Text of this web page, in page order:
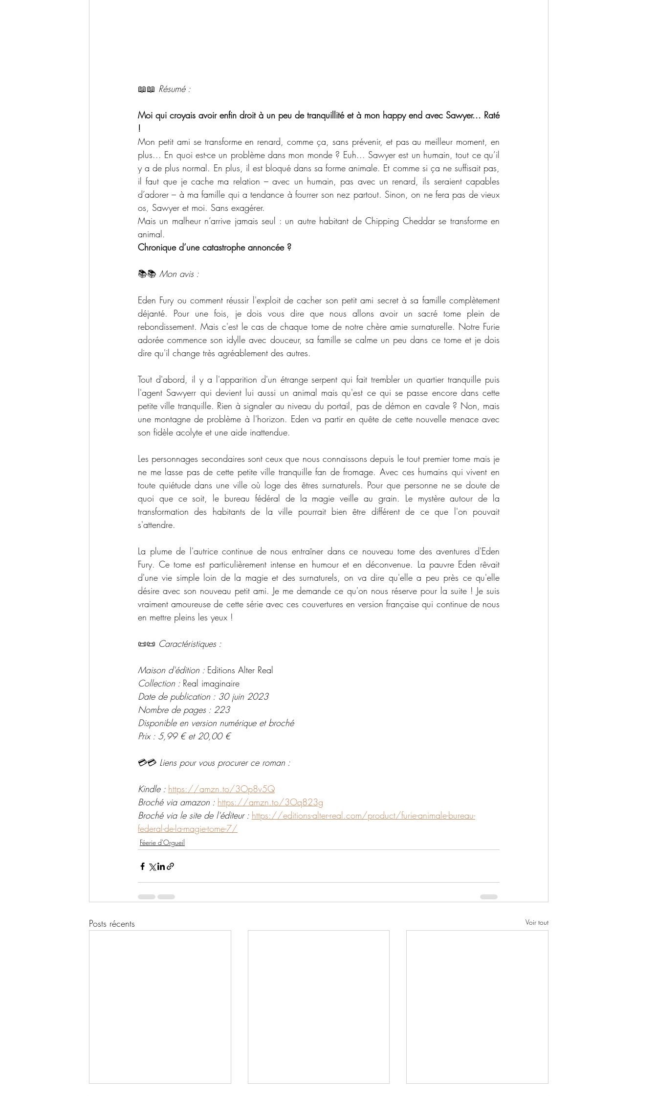
📖📖 Résumé :
Moi qui croyais avoir enfin droit à un peu de tranquillité et à mon happy end avec Sawyer... Raté
!
Mon petit ami se transforme en renard, comme ça, sans prévenir, et pas au meilleur moment, en
plus... En quoi est-ce un problème dans mon monde ? Euh... Sawyer est un humain, tout ce qu’il
y a de plus normal. En plus, il est bloqué dans sa forme animale. Et comme si ça ne suffisait pas,
il faut que je cache ma relation – avec un humain, pas avec un renard, ils seraient capables
d’adorer – à ma famille qui a tendance à fourrer son nez partout. Sinon, on ne fera pas de vieux
os, Sawyer et moi. Sans exagérer.
Mais un malheur n’arrive jamais seul : un autre habitant de Chipping Cheddar se transforme en
animal.
Chronique d’une catastrophe annoncée ?
📚📚 Mon avis :
Eden Fury ou comment réussir l'exploit de cacher son petit ami secret à sa famille complètement
déjanté. Pour une fois, je dois vous dire que nous allons avoir un sacré tome plein de
rebondissement. Mais c'est le cas de chaque tome de notre chère amie surnaturelle. Notre Furie
adorée commence son idylle avec douceur, sa famille se calme un peu dans ce tome et je dois
dire qu'il change très agréablement des autres.
Tout d'abord, il y a l'apparition d'un étrange serpent qui fait trembler un quartier tranquille puis
l'agent Sawyerr qui devient lui aussi un animal mais qu'est ce qui se passe encore dans cette
petite ville tranquille. Rien à signaler au niveau du portail, pas de démon en cavale ? Non, mais
une montagne de problème à l'horizon. Eden va partir en quête de cette nouvelle menace avec
son fidèle acolyte et une aide inattendue.
Les personnages secondaires sont ceux que nous connaissons depuis le tout premier tome mais je
ne me lasse pas de cette petite ville tranquille fan de fromage. Avec ces humains qui vivent en
toute quiétude dans une ville où loge des êtres surnaturels. Pour que personne ne se doute de
quoi que ce soit, le bureau fédéral de la magie veille au grain. Le mystère autour de la
transformation des habitants de la ville pourrait bien être différent de ce que l'on pouvait
s'attendre.
La plume de l'autrice continue de nous entraîner dans ce nouveau tome des aventures d'Eden
Fury. Ce tome est particulièrement intense en humour et en déconvenue. La pauvre Eden rêvait
d'une vie simple loin de la magie et des surnaturels, on va dire qu'elle a peu près ce qu'elle
désire avec son nouveau petit ami. Je me demande ce qu'on nous réserve pour la suite ! Je suis
vraiment amoureuse de cette série avec ces couvertures en version française qui continue de nous
en mettre pleins les yeux !
📜📜 Caractéristiques :
Maison d'édition : Editions Alter Real
Collection : Real imaginaire
Date de publication : 30 juin 2023
Nombre de pages : 223
Disponible en version numérique et broché
Prix : 5,99 € et 20,00 €
💳💳 Liens pour vous procurer ce roman :
Kindle : https://amzn.to/3Op8v5Q
Broché via amazon : https://amzn.to/3Oq823g
Broché via le site de l'éditeur : https://editions-alter-real.com/product/furie-animale-bureau-
federal-de-la-magie-tome-7/
Féerie d'Orgueil
Posts récents Voir tout